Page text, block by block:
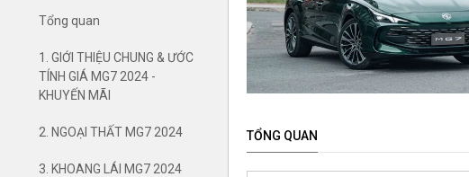
Tổng quan
1. GIỚI THIỆU CHUNG & ƯỚC
TÍNH GIÁ MG7 2024 -
KHUYẾN MÃI
2. NGOẠI THẤT MG7 2024
3. KHOANG LÁI MG7 2024
TỔNG QUAN